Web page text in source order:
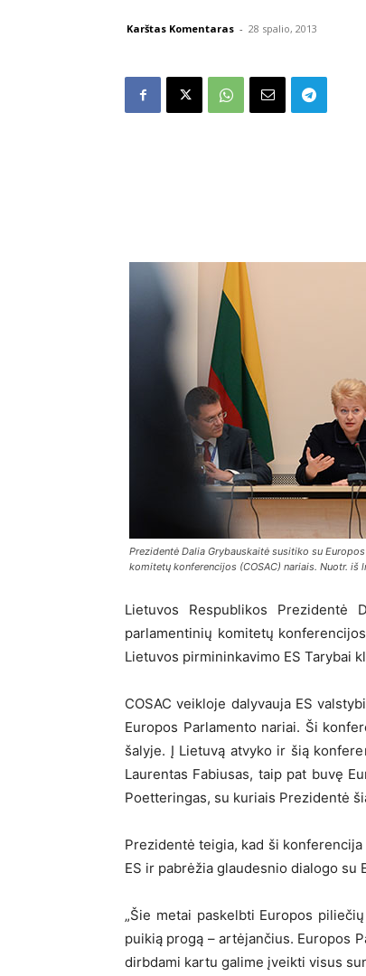
Karštas Komentaras - 28 spalio, 2013
Prezidentė Dalia Grybauskaitė susitiko su
komitetų konferencijos (COSAC) nariais. Nuotr. iš
Lietuvos Respublikos Prezidentė
parlamentinių komitetų
Lietuvos pirmininkavimo ES Tarybai
COSAC veikloje dalyvauja ES
Europos Parlamento nariai. Ši
šalyje. Į Lietuvą atvyko ir šią
Laurentas Fabiusas, taip pat buvę
Poetteringas, su kuriais Prezidentė
Prezidentė teigia, kad ši
ES ir pabrėžia glaudesnio dialogo su
„Šie metai paskelbti Europos
puikią progą – artėjančius. Europos
dirbdami kartu galime įveikti visus